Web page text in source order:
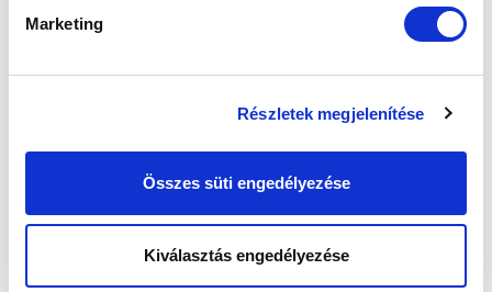
Marketing
Részletek megjelenítése
Összes süti engedélyezése
Kiválasztás engedélyezése
CSAPATUNK, KEZDŐDNEK AZ UP-
BAJNOKSÁGOK - HETI MENETREND
2025-08-26 11:05:23
Pénteken egy, szombaton öt együttesünk lép pályára.